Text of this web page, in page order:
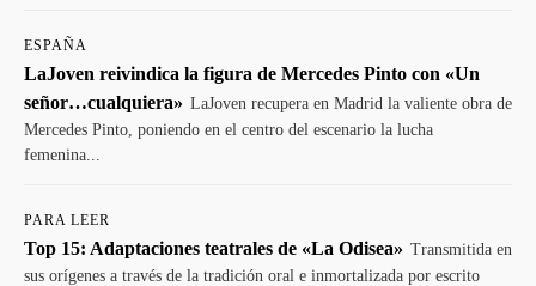
ESPAÑA
LaJoven reivindica la figura de Mercedes Pinto con «Un
señor…cualquiera» LaJoven recupera en Madrid la valiente obra de
Mercedes Pinto, poniendo en el centro del escenario la lucha
femenina...
PARA LEER
Top 15: Adaptaciones teatrales de «La Odisea» Transmitida en
sus orígenes a través de la tradición oral e inmortalizada por escrito